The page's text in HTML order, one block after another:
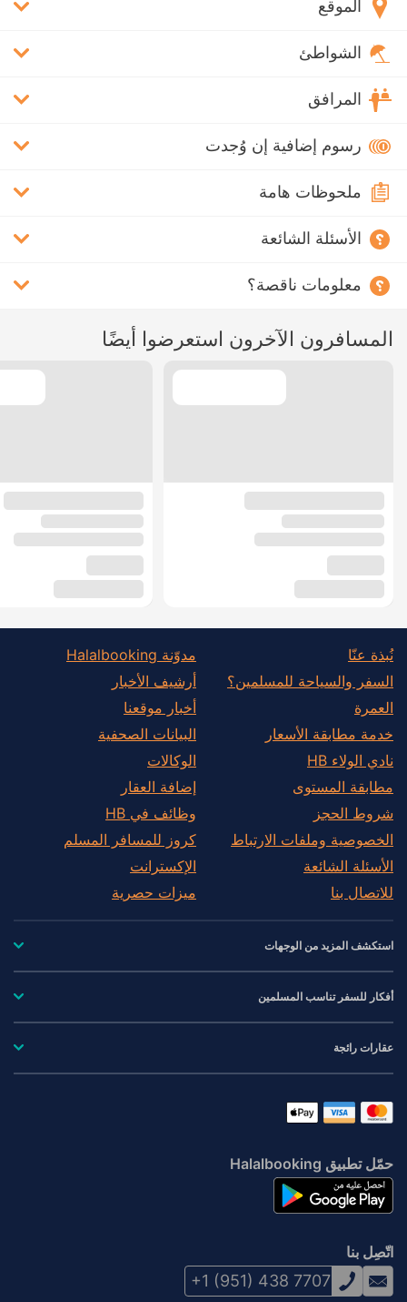
الموقع
الشواطئ
المرافق
رسوم إضافية إن وُجدت
ملحوظات هامة
الأسئلة الشائعة
معلومات ناقصة؟
المسافرون الآخرون استعرضوا أيضًا
نُبذة عنّا
السفر والسياحة للمسلمين؟
العمرة
خدمة مطابقة الأسعار
نادي الولاء HB
مطابقة المستوى
شروط الحجز
الخصوصية وملفات الارتباط
الأسئلة الشائعة
للاتصال بنا
مدوّنة Halalbooking
أرشيف الأخبار
أخبار موقعنا
البيانات الصحفية
الوكالات
إضافة العقار
وظائف في HB
كروز للمسافر المسلم
الإكسترانت
ميزات حصرية
استكشف المزيد من الوجهات
أفكار للسفر تناسب المسلمين
عقارات رائجة
حمّل تطبيق Halalbooking
اتّصِل بنا
+1 (951) 438 7707